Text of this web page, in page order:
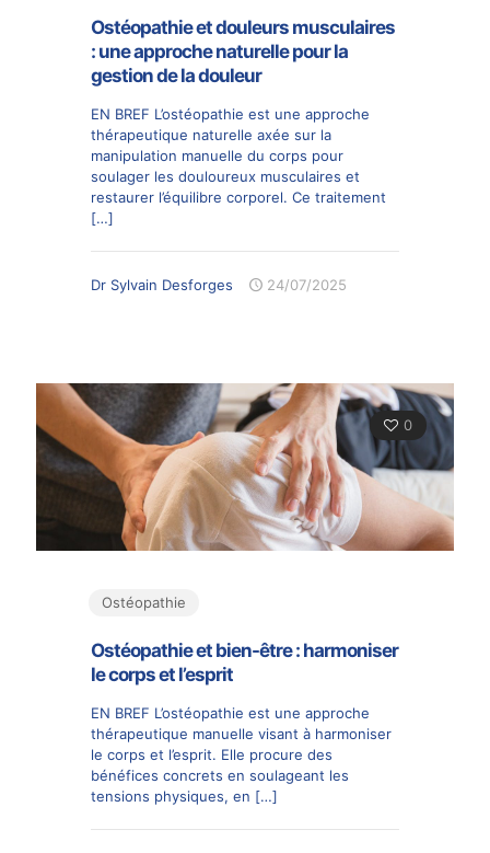
Ostéopathie et douleurs musculaires
: une approche naturelle pour la
gestion de la douleur
EN BREF L’ostéopathie est une approche
thérapeutique naturelle axée sur la
manipulation manuelle du corps pour
soulager les douloureux musculaires et
restaurer l’équilibre corporel. Ce traitement
[…]
Dr Sylvain Desforges 24/07/2025
0
Ostéopathie
Ostéopathie et bien-être : harmoniser
le corps et l’esprit
EN BREF L’ostéopathie est une approche
thérapeutique manuelle visant à harmoniser
le corps et l’esprit. Elle procure des
bénéfices concrets en soulageant les
tensions physiques, en […]